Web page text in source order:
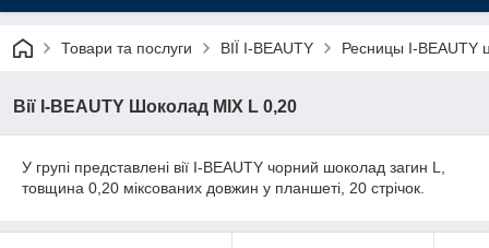
Товари та послуги ВІЇ I-BEAUTY Ресницы I-BEAUTY
Вії I-BEAUTY Шоколад MIX L 0,20
У групі представлені вії I-BEAUTY чорний шоколад загин L,
товщина 0,20 міксованих довжин у планшеті, 20 стрічок.